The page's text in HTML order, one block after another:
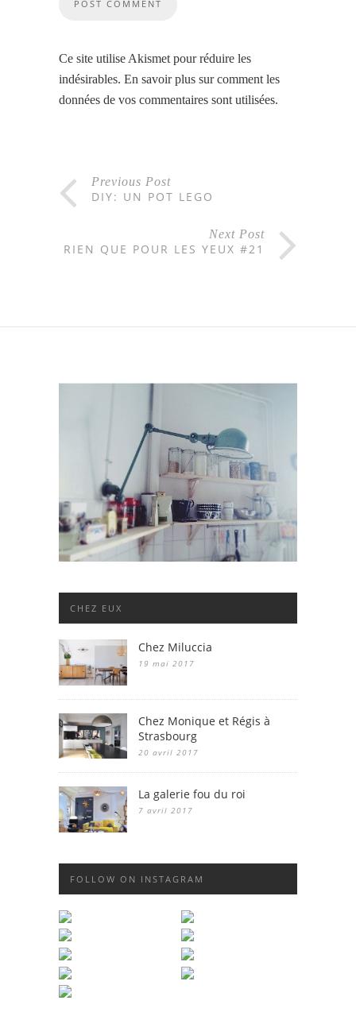
Ce site utilise Akismet pour réduire les
indésirables. En savoir plus sur comment les
données de vos commentaires sont utilisées.
Previous Post
DIY: UN POT LEGO
Next Post
RIEN QUE POUR LES YEUX #21
CHEZ EUX
Chez Miluccia
19 mai 2017
Chez Monique et Régis à
Strasbourg
20 avril 2017
La galerie fou du roi
7 avril 2017
FOLLOW ON INSTAGRAM